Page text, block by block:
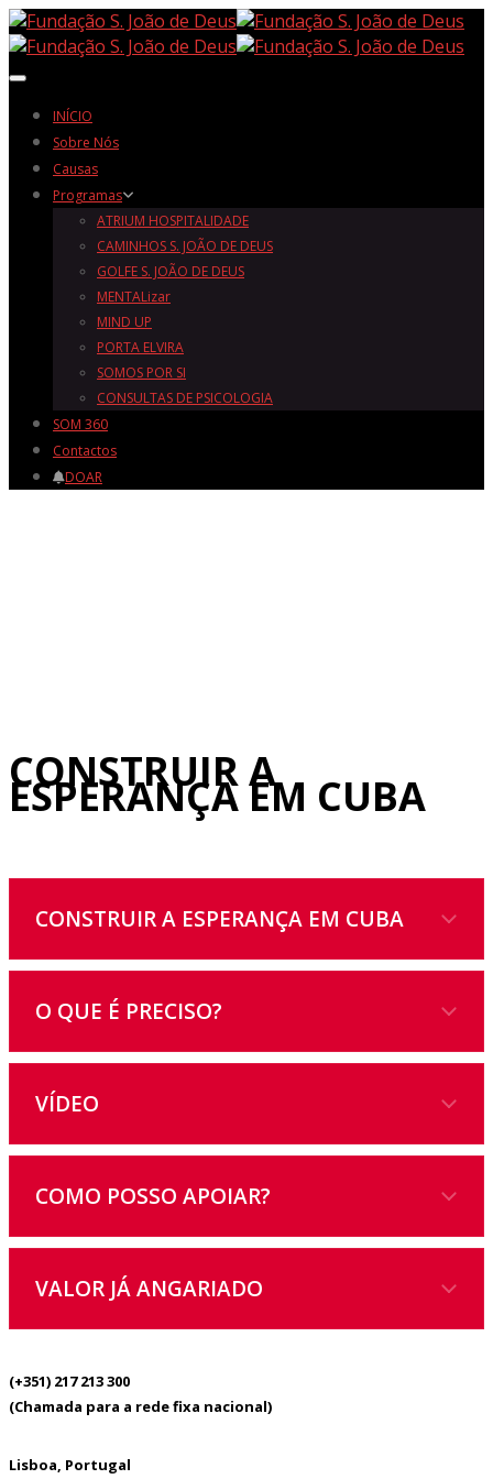
Toggle navigation
INÍCIO
Sobre Nós
Causas
Programas
ATRIUM HOSPITALIDADE
CAMINHOS S. JOÃO DE DEUS
GOLFE S. JOÃO DE DEUS
MENTALizar
MIND UP
PORTA ELVIRA
SOMOS POR SI
CONSULTAS DE PSICOLOGIA
SOM 360
Contactos
DOAR
CONSTRUIR A
ESPERANÇA EM CUBA
CONSTRUIR A ESPERANÇA EM CUBA
O QUE É PRECISO?
VÍDEO
COMO POSSO APOIAR?
VALOR JÁ ANGARIADO
1374,40€
(+351) 217 213 300
(Chamada para a rede fixa nacional)
Lisboa, Portugal